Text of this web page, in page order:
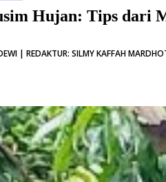
Hujan: Tips dari
| REDAKTUR: SILMY KAFFAH